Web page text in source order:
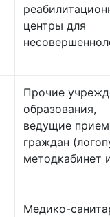
центры для
Прочие
образования,
ведущие прием
граждан
методкабинет
Медико-